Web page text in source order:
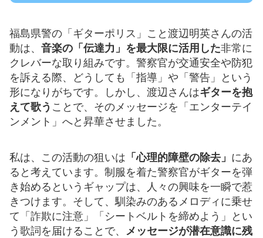
福島県警の「ギターポリス」こと渡辺明英さんの活
動は、 音楽の「伝達力」を最大限に活用した非常に
クレバーな取り組みです。警察官が交通安全や防犯
を訴える際、どうしても「指導」や「警告」という
形になりがちです。しかし、渡辺さんはギターを抱
えて歌う ことで、そのメッセージを「エンターテイ
ンメント」へと昇華させました。
私は、この活動の狙いは 「心理的障壁の除去」 にあ
ると考えています。制服を着た警察官がギターを弾
き始めるというギャップは、人々の興味を一瞬で惹
きつけます。そして、馴染みのあるメロディに乗せ
て「詐欺に注意」「シートベルトを締めよう」とい
う歌詞を届けることで、
メッセージが潜在意識に残